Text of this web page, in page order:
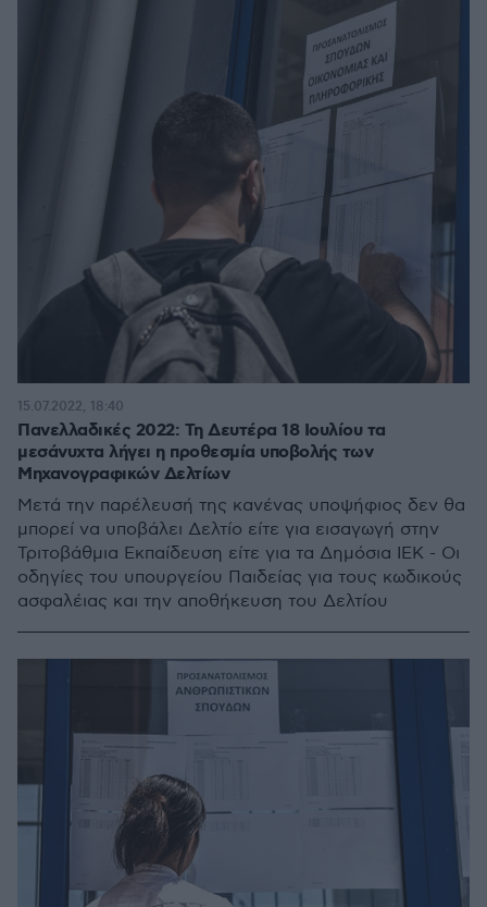
Πανελλαδικές 2022: Τη Δευτέρα 18 Ιουλίου τα
μεσάνυχτα λήγει η προθεσμία υποβολής των
Μηχανογραφικών Δελτίων
Μετά την παρέλευσή της κανένας υποψήφιος δεν θα
μπορεί να υποβάλει Δελτίο είτε για εισαγωγή στην
Τριτοβάθμια Εκπαίδευση είτε για τα Δημόσια ΙΕΚ - Οι
οδηγίες του υπουργείου Παιδείας για τους κωδικούς
ασφαλέιας και την αποθήκευση του Δελτίου
15.07.2022, 18:40